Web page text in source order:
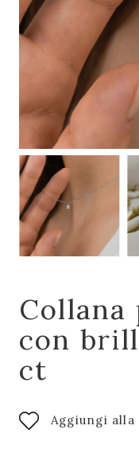
Collana
con
ct
Aggiungi